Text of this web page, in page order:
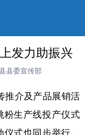
发力助振兴
县委宣传部
介及产品展销活
粉生产线投产仪式
式也同步举行，